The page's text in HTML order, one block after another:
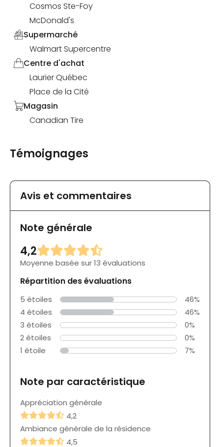
Cosmos Ste-Foy
McDonald's
Supermarché
Walmart Supercentre
Centre d'achat
Laurier Québec
Place de la Cité
Magasin
Canadian Tire
Témoignages
Avis et commentaires
Note générale
4,2
Moyenne basée sur 13 évaluations
Répartition des évaluations
5 étoiles
46%
4 étoiles
46%
3 étoiles
0%
2 étoiles
0%
1 étoile
7%
Note par caractéristique
Appréciation générale
4,2
Ambiance générale de la résidence
4,5